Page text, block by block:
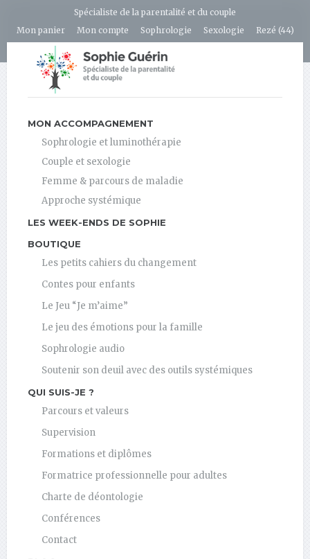
Spécialiste de la parentalité et du couple
Mon panier
Mon compte Sophrologie Sexologie Rezé (44)
MON ACCOMPAGNEMENT
Sophrologie et luminothérapie
Couple et sexologie
Femme & parcours de maladie
Approche systémique
LES WEEK-ENDS DE SOPHIE
BOUTIQUE
Les petits cahiers du changement
Contes pour enfants
Le Jeu “Je m’aime”
Le jeu des émotions pour la famille
Sophrologie audio
Soutenir son deuil avec des outils systémiques
QUI SUIS-JE ?
Parcours et valeurs
Supervision
Formations et diplômes
Formatrice professionnelle pour adultes
Charte de déontologie
Conférences
Contact